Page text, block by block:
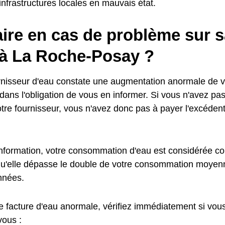
locales en mauvais état.
en cas de problème sur
La Roche-Posay ?
d'eau constate une augmentation anormale de
l'obligation de vous en informer. Si vous n'avez
fournisseur, vous n'avez donc pas à payer
votre consommation d'eau est considérée
dépasse le double de votre consommation
facture d'eau anormale, vérifiez immédiatement si
: